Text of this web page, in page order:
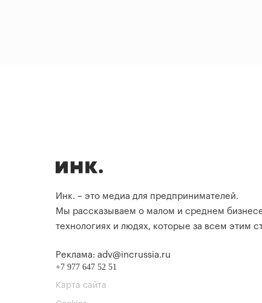
Инк. – это медиа для предпринимателей.
Мы рассказываем о малом и среднем
технологиях и людях, которые за всем этим
Реклама: adv@incrussia.ru
+7 977 647 52 51
Карта сайта